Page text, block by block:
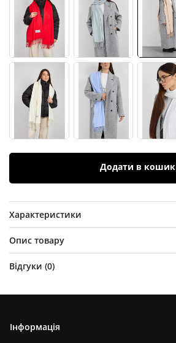
Додати в кошик
Характеристики
Опис товару
Відгуки (0)
Інформація